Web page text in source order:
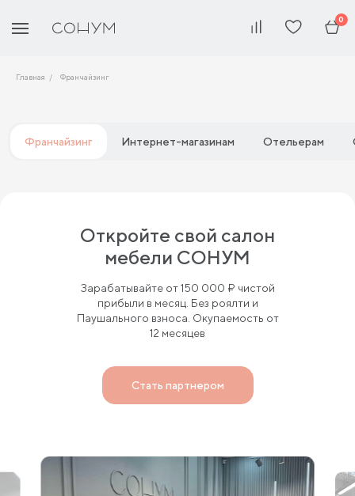
0
Главная Франчайзинг
Франчайзинг Интернет-магазинам Отельерам
Откройте свой салон
мебели СОНУМ
Зарабатывайте от 150 000 ₽ чистой
прибыли в месяц. Без роялти и
Паушального взноса. Окупаемость от
12 месяцев
Стать партнером